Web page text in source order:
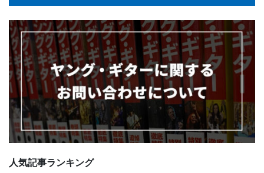
人気記事ランキング